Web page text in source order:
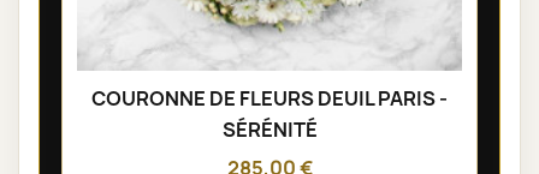
COURONNE DE FLEURS DEUIL PARIS -
SÉRÉNITÉ
285,00 €